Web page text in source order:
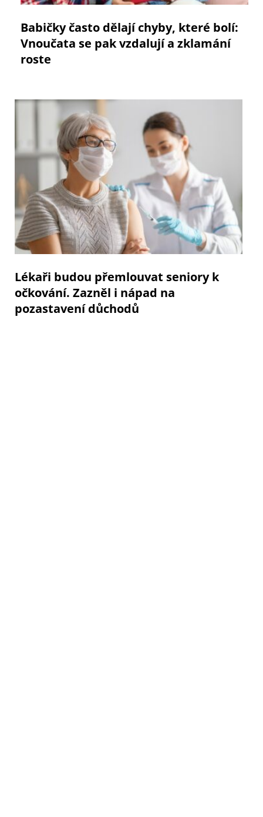
Babičky často dělají chyby, které bolí:
Vnoučata se pak vzdalují a zklamání
roste
Lékaři budou přemlouvat seniory k
očkování. Zazněl i nápad na
pozastavení důchodů